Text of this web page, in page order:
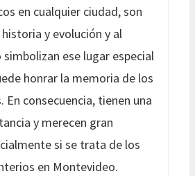
en cualquier ciudad, son
y evolución y al
ese lugar especial
honrar la memoria de los
En consecuencia, tienen una
y merecen gran
si se trata de los
en Montevideo.